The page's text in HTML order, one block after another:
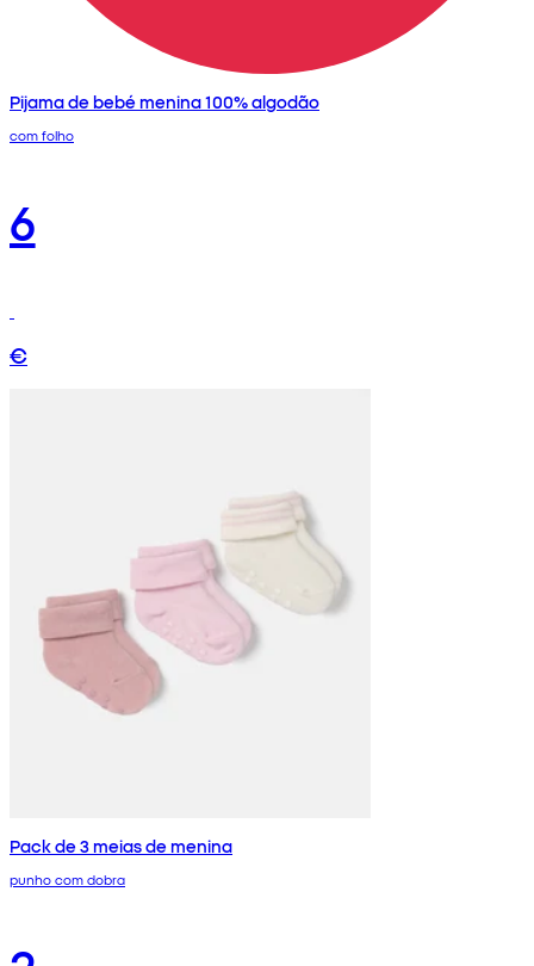
Pijama de bebé menina 100% algodão
com folho
6
€
Pack de 3 meias de menina
punho com dobra